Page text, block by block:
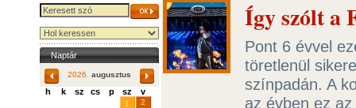
Naptár
2026. augusztus
h k sz cs p sz v
1
2
Így szólt a
Pont 6 évvel
töretlenül
színpadán. A
az évben ez